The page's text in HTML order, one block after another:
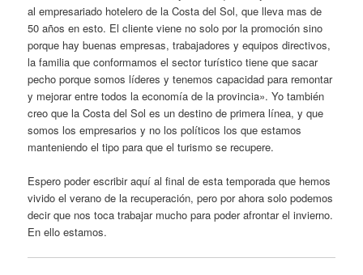
al empresariado hotelero de la Costa del Sol, que lleva mas de
50 años en esto. El cliente viene no solo por la promoción sino
porque hay buenas empresas, trabajadores y equipos directivos,
la familia que conformamos el sector turístico tiene que sacar
pecho porque somos líderes y tenemos capacidad para remontar
y mejorar entre todos la economía de la provincia». Yo también
creo que la Costa del Sol es un destino de primera línea, y que
somos los empresarios y no los políticos los que estamos
manteniendo el tipo para que el turismo se recupere.
Espero poder escribir aquí al final de esta temporada que hemos
vivido el verano de la recuperación, pero por ahora solo podemos
decir que nos toca trabajar mucho para poder afrontar el invierno.
En ello estamos.